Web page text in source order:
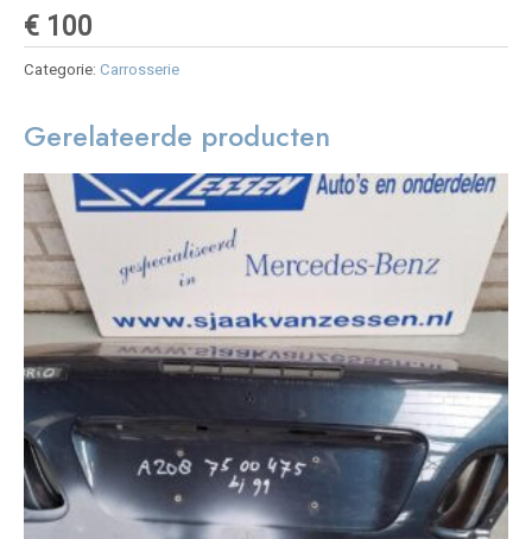
€ 100
Categorie: Carrosserie
Gerelateerde producten